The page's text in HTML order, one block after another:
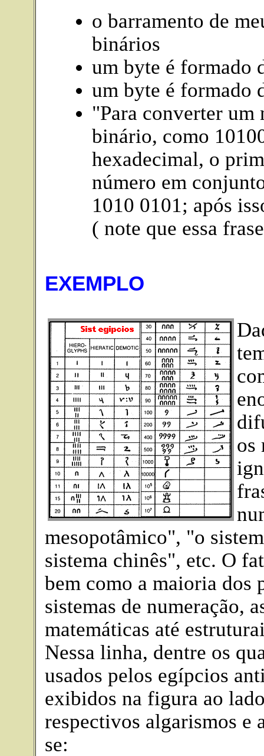
o barramento de
binários
um byte é formado
um byte é formado
"Para converter um
binário, como
hexadecimal, o
número em
1010 0101; após
( note que essa
EXEMPLO
os
mesopotâmico", "o
sistema chinês", etc. O
bem como a maioria dos
sistemas de numeração,
matemáticas até
Nessa linha, dentre os
usados pelos egípcios
exibidos na figura ao
respectivos algarismos e
se: